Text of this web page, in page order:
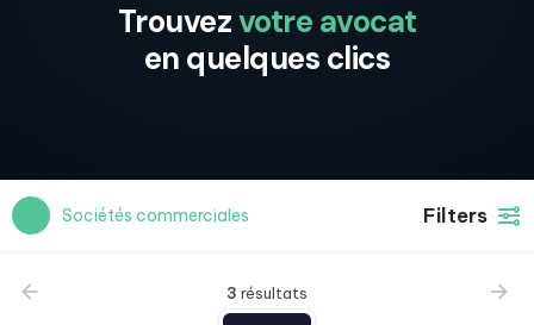
Trouvezvotre avocat
en quelques clics
Sociétés commerciales Filters
3 résultats